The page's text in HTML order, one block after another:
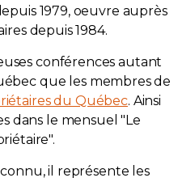
1979, oeuvre auprès
depuis 1984.
conférences autant
que les membres de
du Québec. Ainsi
dans le mensuel "Le
il représente les